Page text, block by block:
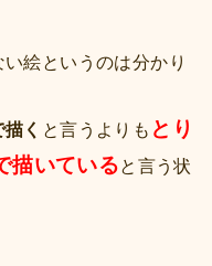
絵というのは分かり
く と言うよりも とり
描いていると言う状